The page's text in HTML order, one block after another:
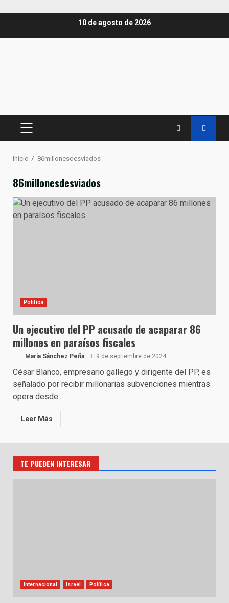
10 de agosto de 2026
MENÚ
Inicio 86millonesdesviados
86millonesdesviados
Política
Un ejecutivo del PP acusado de acaparar 86
millones en paraísos fiscales
Maria Sánchez Peña 9 de septiembre de 2024
César Blanco, empresario gallego y dirigente del PP, es
señalado por recibir millonarias subvenciones mientras
opera desde...
Leer Más
TE PUEDEN INTERESAR
Internacional Israel Política